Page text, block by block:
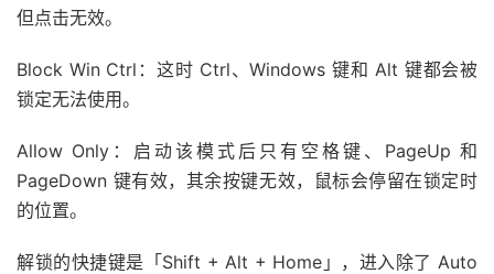
但点击无效。
Block Win Ctrl：这时 Ctrl、Windows 键和 Alt 键都会被
锁定无法使用。
Allow Only：启动该模式后只有空格键、PageUp 和
PageDown 键有效，其余按键无效，鼠标会停留在锁定时
的位置。
解锁的快捷键是「Shift + Alt + Home」，进入除了 Auto